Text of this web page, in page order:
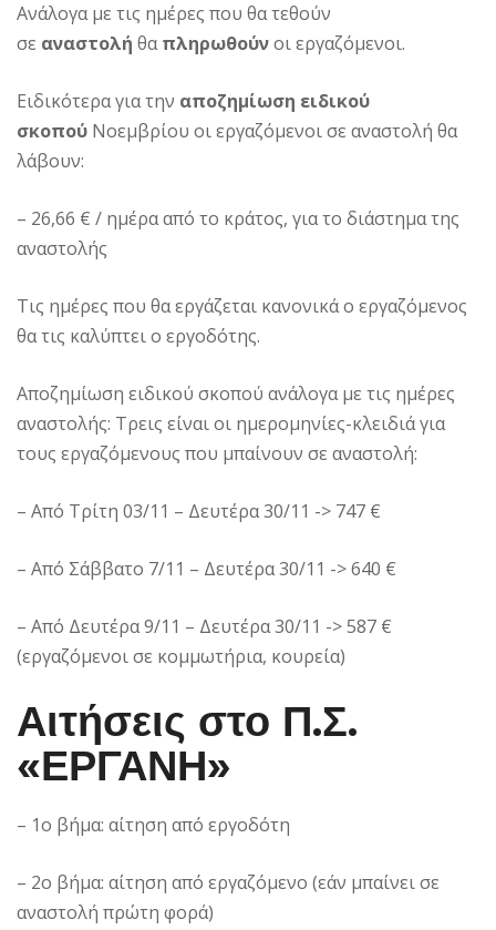
Ανάλογα με τις ημέρες που θα τεθούν
σε αναστολή θαπληρωθούνοι εργαζόμενοι.
Ειδικότερα για την αποζημίωση ειδικού
σκοπού Νοεμβρίου οι εργαζόμενοι σε αναστολή θα
λάβουν:
– 26,66 € / ημέρα από το κράτος, για το διάστημα της
αναστολής
Τις ημέρες που θα εργάζεται κανονικά ο εργαζόμενος
θα τις καλύπτει ο εργοδότης.
Αποζημίωση ειδικού σκοπού ανάλογα με τις ημέρες
αναστολής: Τρεις είναι οι ημερομηνίες-κλειδιά για
τους εργαζόμενους που μπαίνουν σε αναστολή:
– Από Τρίτη 03/11 – Δευτέρα 30/11 -> 747 €
– Από Σάββατο 7/11 – Δευτέρα 30/11 -> 640 €
– Από Δευτέρα 9/11 – Δευτέρα 30/11 -> 587 €
(εργαζόμενοι σε κομμωτήρια, κουρεία)
Αιτήσεις στο Π.Σ.
«ΕΡΓΑΝΗ»
– 1ο βήμα: αίτηση από εργοδότη
– 2ο βήμα: αίτηση από εργαζόμενο (εάν μπαίνει σε
αναστολή πρώτη φορά)